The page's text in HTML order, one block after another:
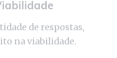
de respostas,
na viabilidade.